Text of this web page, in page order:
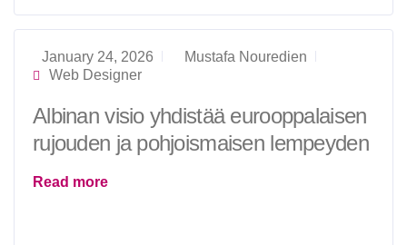
January 24, 2026
Mustafa Nouredien
Web Designer
Albinan visio yhdistää eurooppalaisen
rujouden ja pohjoismaisen lempeyden
Read more